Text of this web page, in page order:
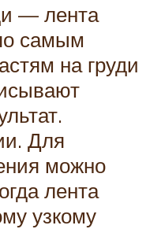
— лента
самым
на груди
Для
можно
лента
узкому